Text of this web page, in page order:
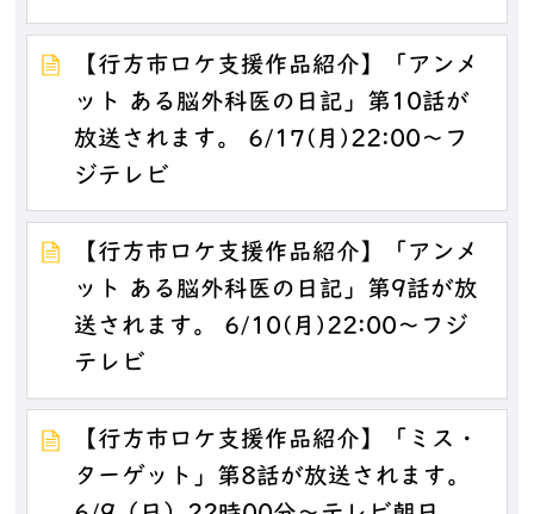
【行方市ロケ支援作品紹介】「アンメ
ット ある脳外科医の日記」第10話が
放送されます。 6/17(月)22:00～フ
ジテレビ
【行方市ロケ支援作品紹介】「アンメ
ット ある脳外科医の日記」第9話が放
送されます。 6/10(月)22:00～フジ
テレビ
【行方市ロケ支援作品紹介】「ミス・
ターゲット」第8話が放送されます。